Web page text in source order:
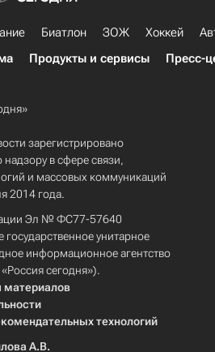
Биатлон ЗОЖ Хоккей
Продукты и сервисы Пресс-
зарегистрировано
в сфере связи,
и массовых коммуникаций
2014 года.
Эл № ФС77-57640
унитарное
информационное агентство
сегодня»).
материалов
технологий
А.В.